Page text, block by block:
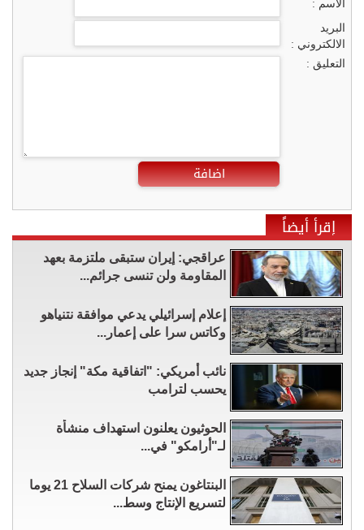
الاسم :
البريد
الالكتروني :
التعليق :
اضافة
إقرأ أيضاً
عراقجي: إيران ستبقى ملتزمة بعهد
المقاومة ولن تنسى جرائم...
إعلام إسرائيلي يدعي موافقة نتنياهو
وكاتس سرا على إعمار...
نائب أمريكي: "اتفاقية مكة" إنجاز جديد
يحسب لترامب
الحوثيون يعلنون استهداف منشأة
لـ"أرامكو" في...
البنتاغون يمنح شركات السلاح 21 يوما
لتسريع الإنتاج وسط...